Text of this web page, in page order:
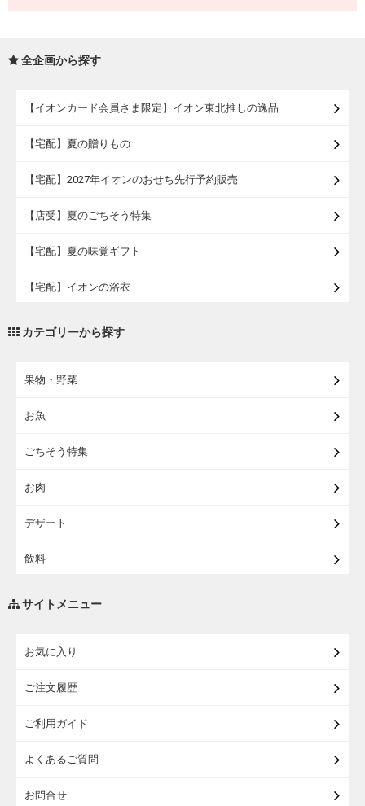
全企画から探す
【イオンカード会員さま限定】イオン東北推しの逸品
【宅配】夏の贈りもの
【宅配】2027年イオンのおせち先行予約販売
【店受】夏のごちそう特集
【宅配】夏の味覚ギフト
【宅配】イオンの浴衣
カテゴリーから探す
果物・野菜
お魚
ごちそう特集
お肉
デザート
飲料
サイトメニュー
お気に入り
ご注文履歴
ご利用ガイド
よくあるご質問
お問合せ